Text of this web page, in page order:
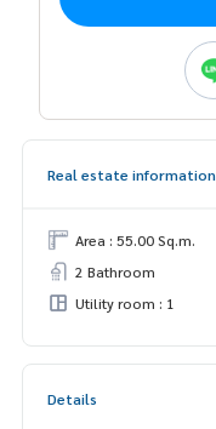
Real estate information
Area : 55.00 Sq.m.
2 Bathroom
Utility room : 1
Details